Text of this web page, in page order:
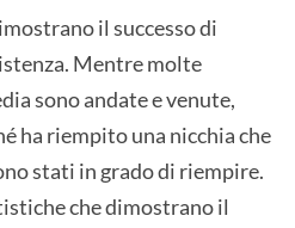
il successo di
Mentre molte
sono andate e venute,
ha riempito una nicchia che
stati in grado di riempire.
che dimostrano il